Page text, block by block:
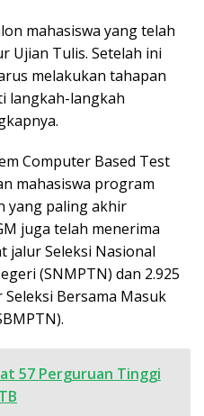
mahasiswa yang telah
Ujian Tulis. Setelah ini
melakukan tahapan
langkah-langkah
Computer Based Test
mahasiswa program
yang paling akhir
juga telah menerima
jalur Seleksi Nasional
(SNMPTN) dan 2.925
Bersama Masuk
57 Perguruan Tinggi